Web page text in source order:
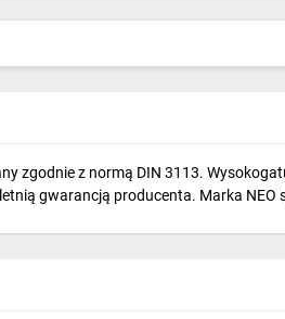
zgodnie z normą DIN 3113.
gwarancją producenta. Marka NEO